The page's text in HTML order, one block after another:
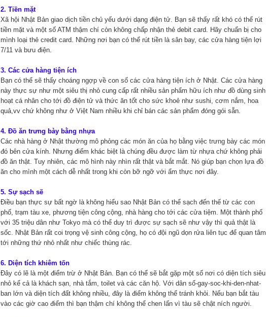
2. Tiền mặt
Xã hội Nhật Bản giao dịch tiền chủ yếu dưới dạng điện tử. Bạn sẽ thấy rất khó có thể rút
tiền mặt và một số ATM thậm chí còn không chấp nhận thẻ debit card. Hãy chuẩn bị cho
mình loại thẻ credit card. Những nơi bạn có thể rút tiền là sân bay, các cửa hàng tiện lợi
7/11 và bưu điện.
3. Các cửa hàng tiện ích
Bạn có thể sẽ thấy choáng ngợp về con số các cửa hàng tiện ích ở Nhật. Các cửa hàng
này thực sự như một siêu thị nhỏ cung cấp rất nhiều sản phẩm hữu ích như đồ dùng sinh
hoạt cá nhân cho tới đồ điện tử và thức ăn tốt cho sức khoẻ như sushi, cơm nắm, hoa
quả,vv chứ không như ở Việt Nam nhiều khi chỉ bán các sản phẩm đóng gói sẵn.
4. Đồ ăn trưng bày bằng nhựa
Các nhà hàng ở Nhật thường mô phỏng các món ăn của họ bằng việc trưng bày các món
đó bên cửa kính. Nhưng điểm khác biệt là chúng đều được làm từ nhựa chứ không phải
đồ ăn thật. Tuy nhiên, các mô hình này nhìn rất thật và bắt mắt. Nó giúp bạn chọn lựa đồ
ăn cho mình một cách dễ nhất trong khi còn bỡ ngỡ với ẩm thực nơi đây.
5. Sự sạch sẽ
Điều bạn thực sự bất ngờ là không hiểu sao Nhật Bản có thể sạch đến thế từ các con
phố, trạm tàu xe, phương tiện công cộng, nhà hàng cho tới các cửa tiệm. Một thành phố
với 35 triệu dân như Tokyo mà có thể duy trì được sự sạch sẽ như vậy thì quả thật là
sốc. Nhật Bản rất coi trọng vệ sinh công cộng, họ có đội ngũ dọn rửa liên tục để quan tâm
tới những thứ nhỏ nhất như chiếc thùng rác.
6. Diện tích khiêm tốn
Đây có lẽ là một điểm trừ ở Nhật Bản. Bạn có thể sẽ bắt gặp một số nơi có diện tích siêu
nhỏ kể cả là khách sạn, nhà tắm, toilet và các căn hộ. Với dân số-gay-soc-khi-den-nhat-
ban lớn và diện tích đất không nhiều, đây là điểm không thể tránh khỏi. Nếu bạn bắt tàu
vào các giờ cao điểm thì bạn thậm chí không thể chen lấn vì tàu sẽ chật ních người.